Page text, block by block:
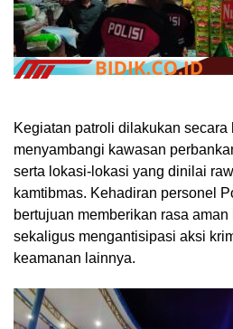
Kegiatan patroli dilakukan secara
menyambangi kawasan
serta lokasi-lokasi yang dinilai
kamtibmas. Kehadiran personel
bertujuan memberikan rasa
sekaligus mengantisipasi aksi
keamanan lainnya.